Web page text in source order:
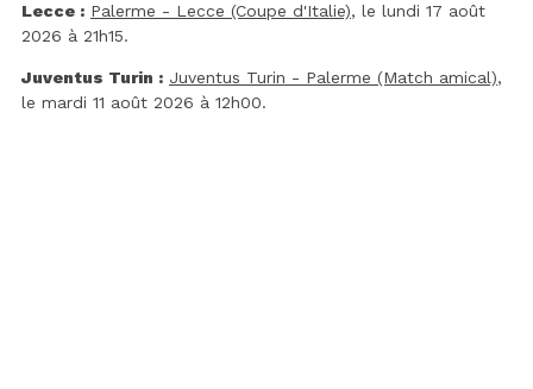
Lecce : Palerme - Lecce (Coupe d'Italie), le lundi 17 août
2026 à 21h15.
Juventus Turin : Juventus Turin - Palerme (Match amical),
le mardi 11 août 2026 à 12h00.